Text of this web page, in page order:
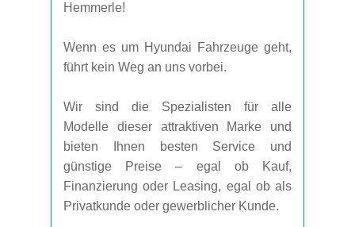
Hemmerle!
Wenn es um Hyundai Fahrzeuge geht,
führt kein Weg an uns vorbei.
Wir sind die Spezialisten für alle
Modelle dieser attraktiven Marke und
bieten Ihnen besten Service und
günstige Preise – egal ob Kauf,
Finanzierung oder Leasing, egal ob als
Privatkunde oder gewerblicher Kunde.